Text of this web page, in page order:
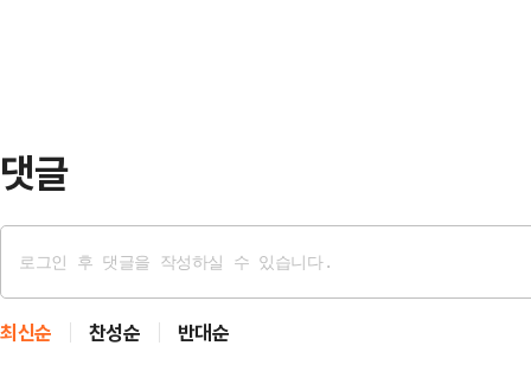
댓글
최신순 찬성순 반대순